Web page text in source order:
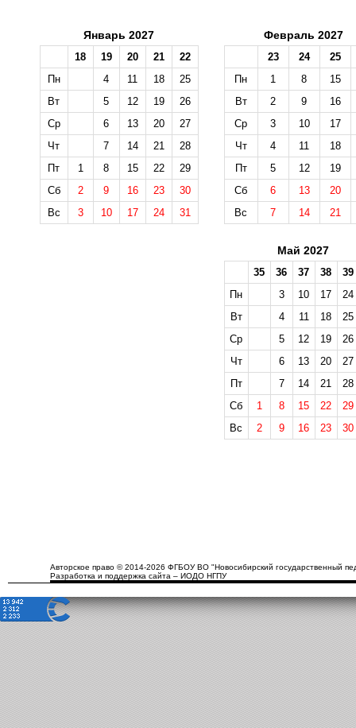
Январь 2027
18 19 20 21
22
Пн
4 11 18
25
Вт
5 12 19
26
Ср
6 13 20
27
Чт
7 14 21
28
Пт
1 8 15 22
29
Сб
2 9 16 23
30
Вс
3 10 17 24 31
Февраль 2027
23 24
25
Пн
1 8
15
Вт
2 9
16
Ср
3 10
17
Чт
4 11
18
Пт
5 12
19
Сб
6 13
20
Вс
7 14 21
Май 2027
35 36 37 38
39
Пн
3 10 17
24
Вт
4 11 18
25
Ср
5 12 19
26
Чт
6 13 20
27
Пт
7 14 21
28
Сб
1 8 15 22
29
Вс
2 9 16 23 30
Авторское право © 2014-2026 ФГБОУ ВО "Новосибирский государственный
Разработка и поддержка сайта – ИОДО НГПУ